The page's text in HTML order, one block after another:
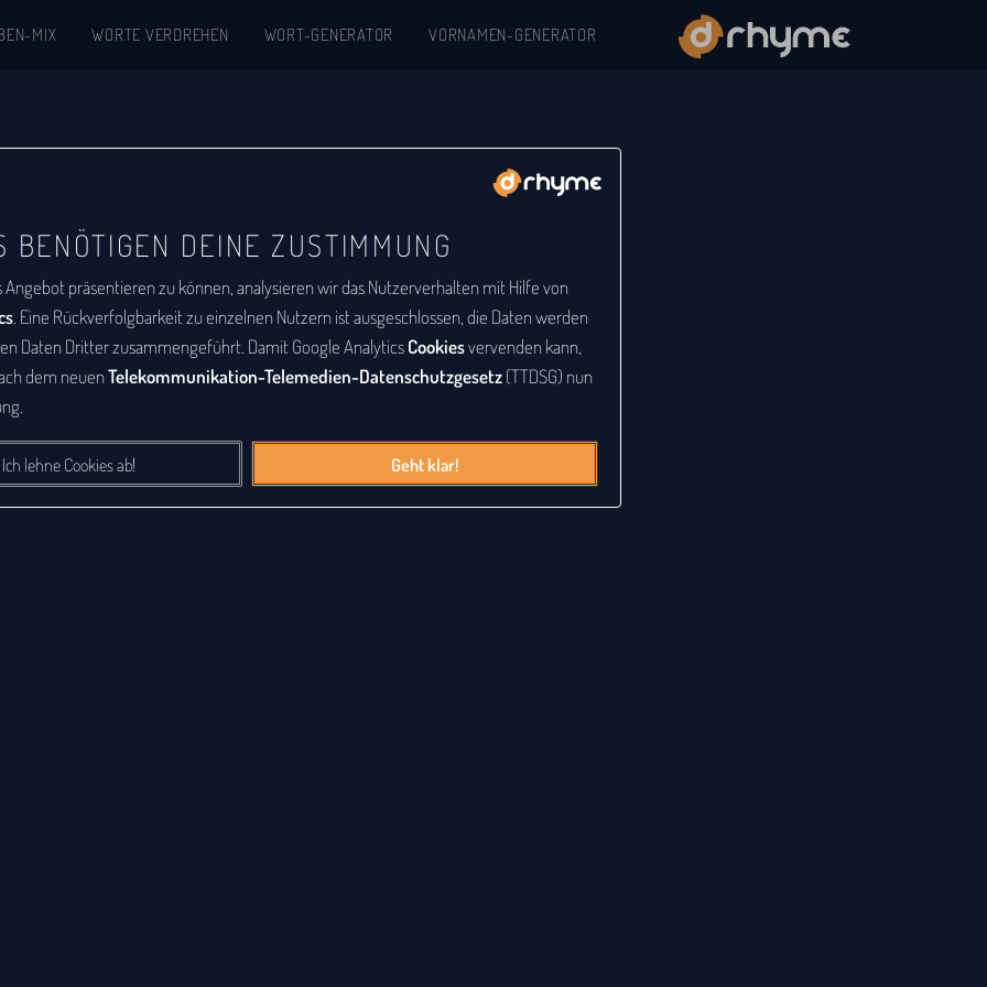
BENÖTIGEN DEINE ZUSTIMMUNG
Angebot präsentieren zu können, analysieren wir das Nutzerverhalten mit Hilfe von
. Eine Rückverfolgbarkeit zu einzelnen Nutzern ist ausgeschlossen, die Daten werden
Daten Dritter zusammengeführt. Damit Google AnalyticsCookiesvervenden kann,
dem neuenTelekommunikation-Telemedien-Datenschutzgesetz(TTDSG) nun
Ich lehne Cookies ab! Geht klar!
MIX WORTE VERDREHEN WORT-GENERATOR VORNAMEN-GENERATOR
Auflistung aller Wörter, zu denen
ist eine Buchstabenfolge, die durch
Buchstabenfolge entstanden ist. Das
sein. Bei diesem Lexikon hingegen geht
die durch Vertauschung der
sind.